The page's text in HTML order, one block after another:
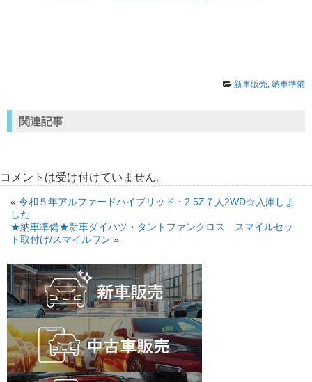
新車販売 納車準備
関連記事
コメントは受け付けていません。
« 令和５年アルファードハイブリッド・2.5Z７人2WD☆入庫しま
した
★納車準備★新車ダイハツ・タントファンクロス スマイルセッ
ト取付け/スマイルワン »